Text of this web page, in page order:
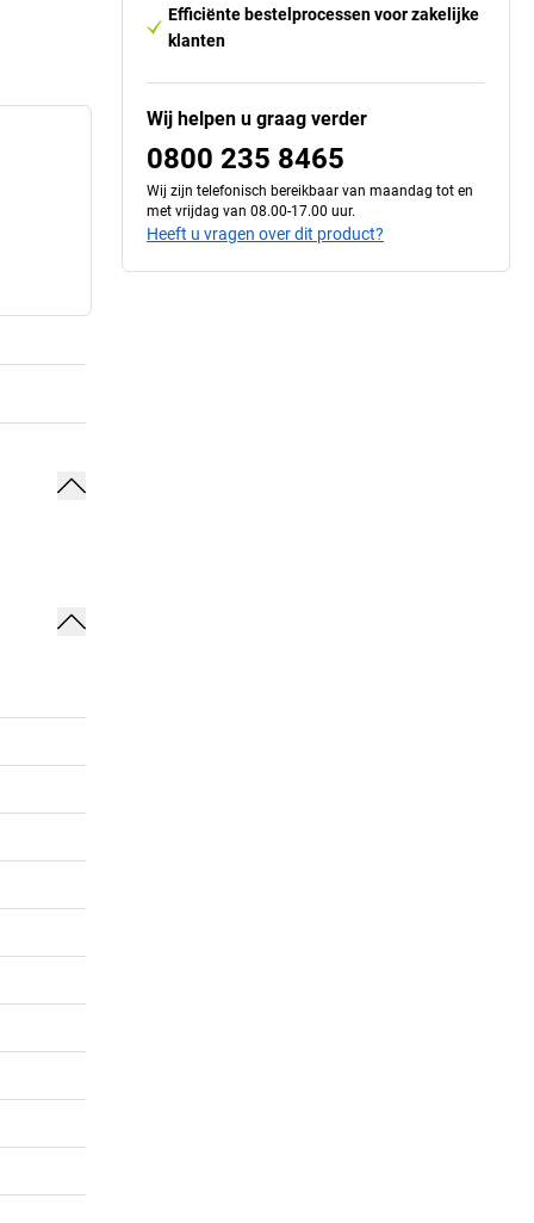
Efficiënte bestelprocessen voor zakelijke
klanten
Wij helpen u graag verder
0800 235 8465
Wij zijn telefonisch bereikbaar van maandag tot en
met vrijdag van 08.00-17.00 uur.
Heeft u vragen over dit product?